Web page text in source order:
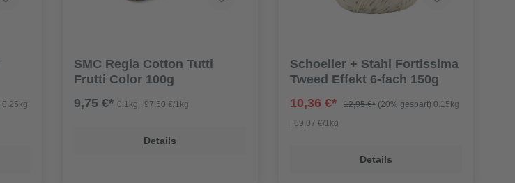
0.25kg
SMC Regia Cotton Tutti
Frutti Color 100g
9,75 €*0.1kg | 97,50 €/1kg
Details
Schoeller + Stahl Fortissima
Tweed Effekt 6-fach 150g
10,36 €*
12,95 €* (20% gespart) 0.15kg
| 69,07 €/1kg
Details